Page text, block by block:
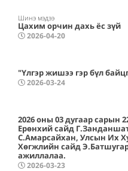
Шинэ мэдээ
Цахим орчин дахь ёс зүй
2026-04-20
"Үлгэр жишээ гэр бүл
2026-03-24
2026 оны 03 дугаар сарын
Ерөнхий сайд
С.Амарсайхан, Улсын Их
Хөгжлийн сайд
ажиллалаа.
2026-03-23